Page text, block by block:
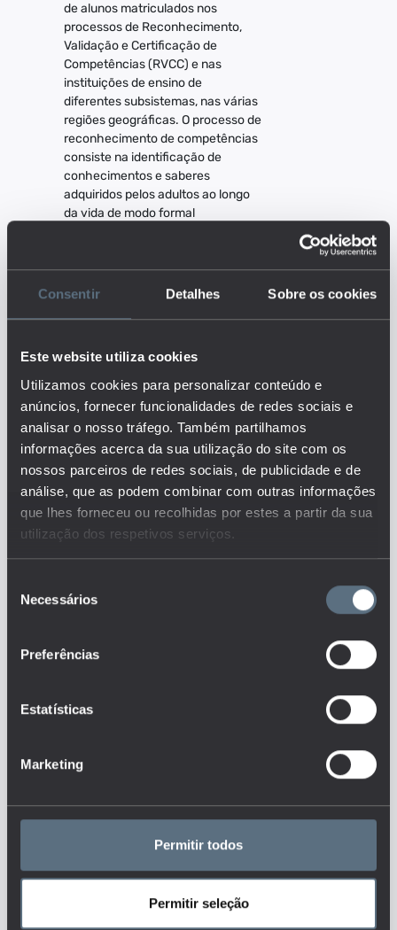
Consentir Detalhes Sobre os cookies
Este website utiliza cookies
Utilizamos cookies para personalizar conteúdo e
anúncios, fornecer funcionalidades de redes sociais e
analisar o nosso tráfego. Também partilhamos
informações acerca da sua utilização do site com os
nossos parceiros de redes sociais, de publicidade e de
análise, que as podem combinar com outras informações
que lhes forneceu ou recolhidas por estes a partir da sua
utilização dos respetivos serviços.
Necessários
Preferências
Estatísticas
Marketing
Permitir todos
Permitir seleção
de alunos matriculados nos
processos de Reconhecimento,
Validação e Certificação de
Competências (RVCC) e nas
instituições de ensino de
diferentes subsistemas, nas várias
regiões geográficas. O processo de
reconhecimento de competências
consiste na identificação de
conhecimentos e saberes
adquiridos pelos adultos ao longo
da vida de modo formal
ambiente associativo, em
formações realizadas, em família).
mediante uma correspondência
técnicos e todos os
conhecimentos e competências
do adulto. Este processo pode
resultar numa habilitação escolar
ao nível do 4º, 6º, 9º e 12º ano de
escolaridade, numa Certificação
Profissional ou em ambas.
Este é um dos indicadores do
conjunto que responde às
questões:
Quantos são e como se
alunos nos diferentes níveis de
disponíveis nos diferentes níveis de
ensino em Portugal?
acedem e participam no sistema de
educativas?
nos grupos sociais que participam
no sistema de ensino português
face à população?